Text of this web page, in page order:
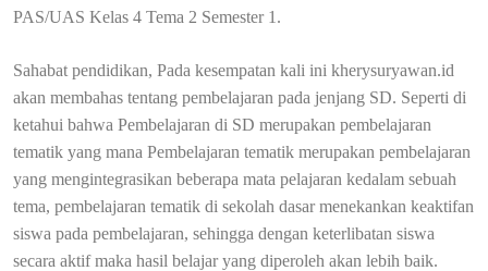
PAS/UAS Kelas 4 Tema 2 Semester 1.
Sahabat pendidikan, Pada kesempatan kali ini kherysuryawan.id
akan membahas tentang pembelajaran pada jenjang SD. Seperti di
ketahui bahwa Pembelajaran di SD merupakan pembelajaran
tematik yang mana Pembelajaran tematik merupakan pembelajaran
yang mengintegrasikan beberapa mata pelajaran kedalam sebuah
tema, pembelajaran tematik di sekolah dasar menekankan keaktifan
siswa pada pembelajaran, sehingga dengan keterlibatan siswa
secara aktif maka hasil belajar yang diperoleh akan lebih baik.